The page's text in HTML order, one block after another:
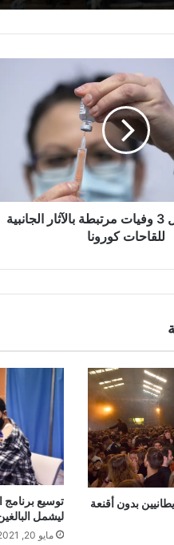
اسكتلندا تسجل 3 وفيات مرتبطة بالآثار الجانبية
للقاحات كورونا
بدون أقنعة
توسيع برنامج
ليشمل البالغين
مايو 20, 2021